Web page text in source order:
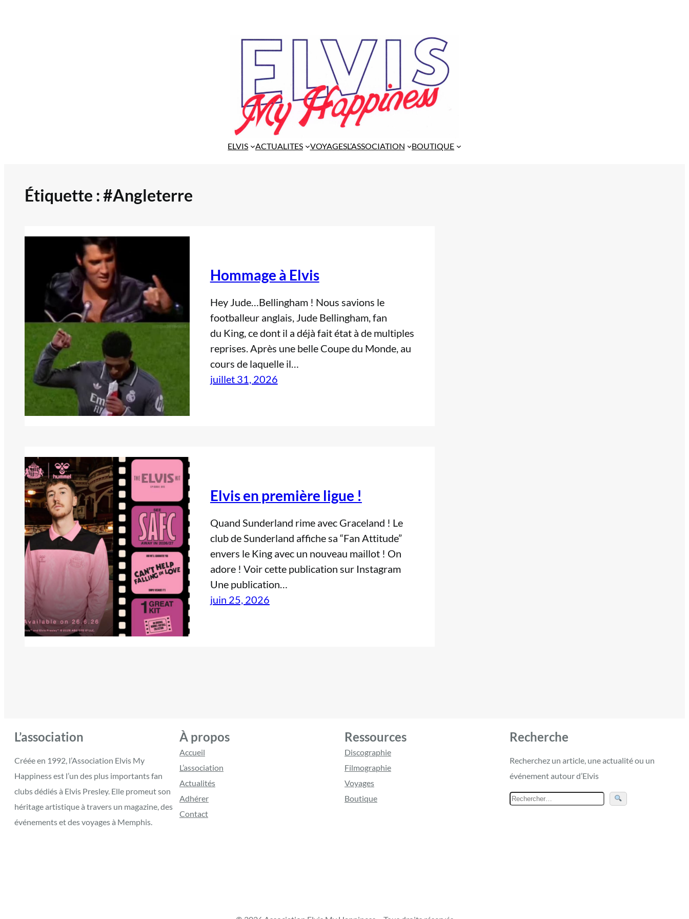
ELVIS ACTUALITES VOYAGESL’ASSOCIATION BOUTIQUE
Étiquette :#Angleterre
Hommage à Elvis
Hey Jude…Bellingham ! Nous savions le
footballeur anglais, Jude Bellingham, fan
du King, ce dont il a déjà fait état à de multiples
reprises. Après une belle Coupe du Monde, au
cours de laquelle il…
juillet 31, 2026
Elvis en première ligue !
Quand Sunderland rime avec Graceland ! Le
club de Sunderland affiche sa “Fan Attitude”
envers le King avec un nouveau maillot ! On
adore ! Voir cette publication sur Instagram
Une publication…
juin 25, 2026
L’association
Créée en 1992, l’Association Elvis My
Happiness est l’un des plus importants fan
clubs dédiés à Elvis Presley. Elle promeut son
héritage artistique à travers un magazine, des
événements et des voyages à Memphis.
À propos
Accueil
L’association
Actualités
Adhérer
Contact
Ressources
Discographie
Filmographie
Voyages
Boutique
Recherche
Recherchez un article, une actualité ou un
événement autour d’Elvis
R